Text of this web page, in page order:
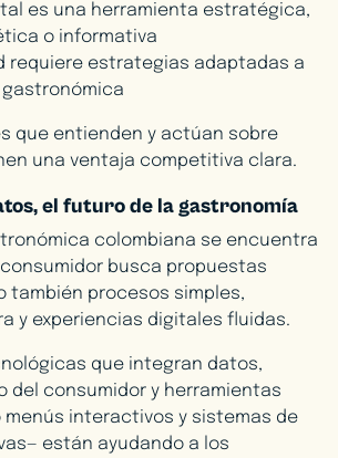
es una herramienta estratégica,
o informativa
requiere estrategias adaptadas a
gastronómica
que entienden y actúan sobre
una ventaja competitiva clara.
el futuro de la gastronomía
colombiana se encuentra
busca propuestas
también procesos simples,
y experiencias digitales fluidas.
que integran datos,
del consumidor y herramientas
interactivos y sistemas de
están ayudando a los